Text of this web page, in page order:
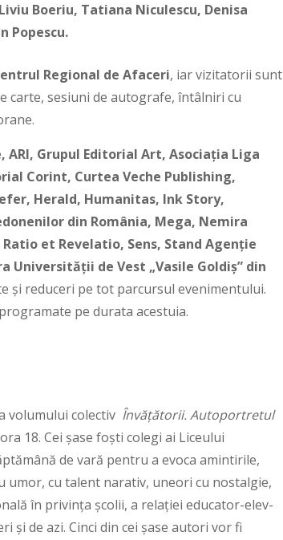
Boeriu, Tatiana Niculescu, Denisa
Popescu.
Regional de Afaceri, iar vizitatorii sunt
carte, sesiuni de autografe, întâlniri cu
ARI, Grupul Editorial Art, Asociația Liga
Corint, Curtea Veche Publishing,
Herald, Humanitas, Ink Story,
din România, Mega, Nemira
et Revelatio, Sens, Stand Agenţie
de Vest „Vasile Goldiș” din
și reduceri pe tot parcursul evenimentului.
pe durata acestuia.
volumului colectiv Învățătorii. Autoportretul
18. Cei șase foști colegi ai Liceului
de vară pentru a evoca amintirile,
umor, cu talent narativ, uneori cu nostalgie,
în privința școlii, a relației educator-elev-
și de azi. Cinci din cei șase autori vor fi